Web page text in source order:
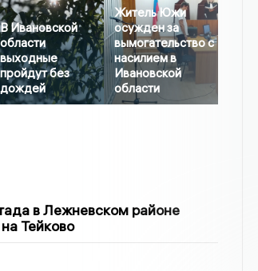
В Ивановской
области
выходные
пройдут без
дождей
Житель Южи
осужден за
вымогательство с
насилием в
Ивановской
области
в Лежневском районе
Тейково